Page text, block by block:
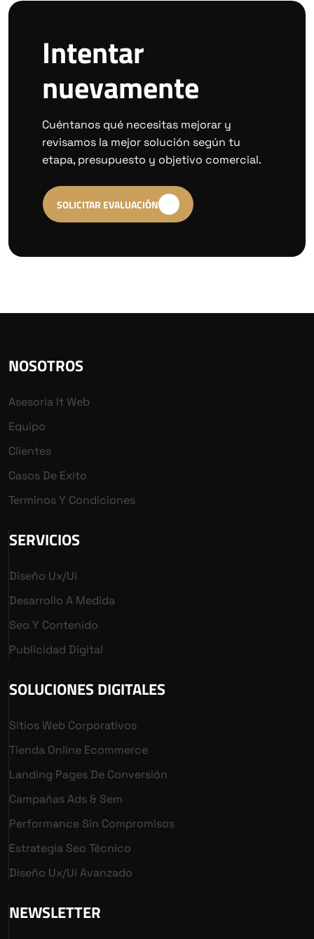
Intentar
nuevamente
Cuéntanos qué necesitas mejorar y
revisamos la mejor solución según tu
etapa, presupuesto y objetivo comercial.
SOLICITAR EVALUACIÓN
NOSOTROS
Asesoria It Web
Equipo
Clientes
Casos De Exito
Terminos Y Condiciones
SERVICIOS
Diseño Ux/ui
Desarrollo A Medida
Seo Y Contenido
Publicidad Digital
SOLUCIONES DIGITALES
Sitios Web Corporativos
Tienda Online Ecommerce
Landing Pages De Conversión
Campañas Ads & Sem
Performance Sin Compromisos
Estrategia Seo Técnico
Diseño Ux/ui Avanzado
NEWSLETTER